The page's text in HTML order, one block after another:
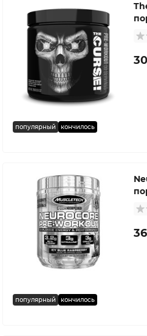
популярный кончилось
популярный кончилось